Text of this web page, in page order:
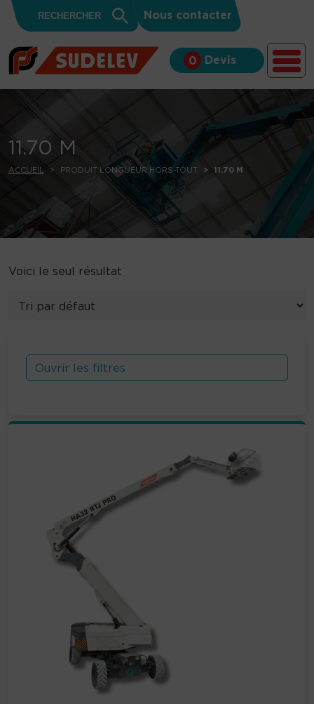
Skip to content
for:
Search
Button
Nous contacter
0 Devis
11.70 M
ACCUEIL PRODUIT LONGUEUR HORS-TOUT 11.70 M
Voici le seul résultat
Ouvrir les filtres